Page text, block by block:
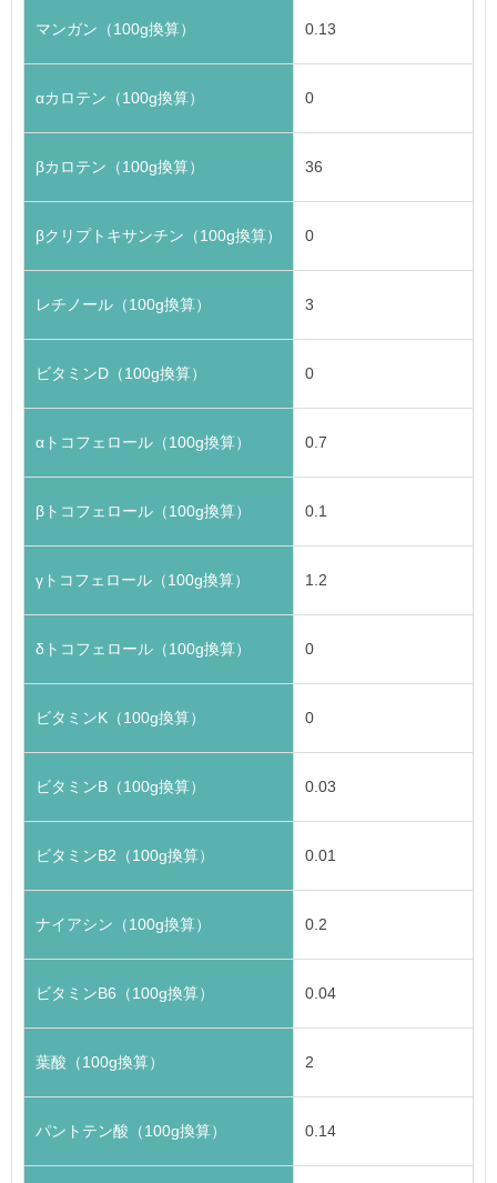
マンガン（100g換算） 0.13
αカロテン（100g換算） 0
βカロテン（100g換算） 36
βクリプトキサンチン（100g換算） 0
レチノール（100g換算） 3
ビタミンD（100g換算） 0
αトコフェロール（100g換算） 0.7
βトコフェロール（100g換算） 0.1
γトコフェロール（100g換算） 1.2
δトコフェロール（100g換算） 0
ビタミンK（100g換算） 0
ビタミンB（100g換算） 0.03
ビタミンB2（100g換算） 0.01
ナイアシン（100g換算） 0.2
ビタミンB6（100g換算） 0.04
葉酸（100g換算） 2
パントテン酸（100g換算） 0.14